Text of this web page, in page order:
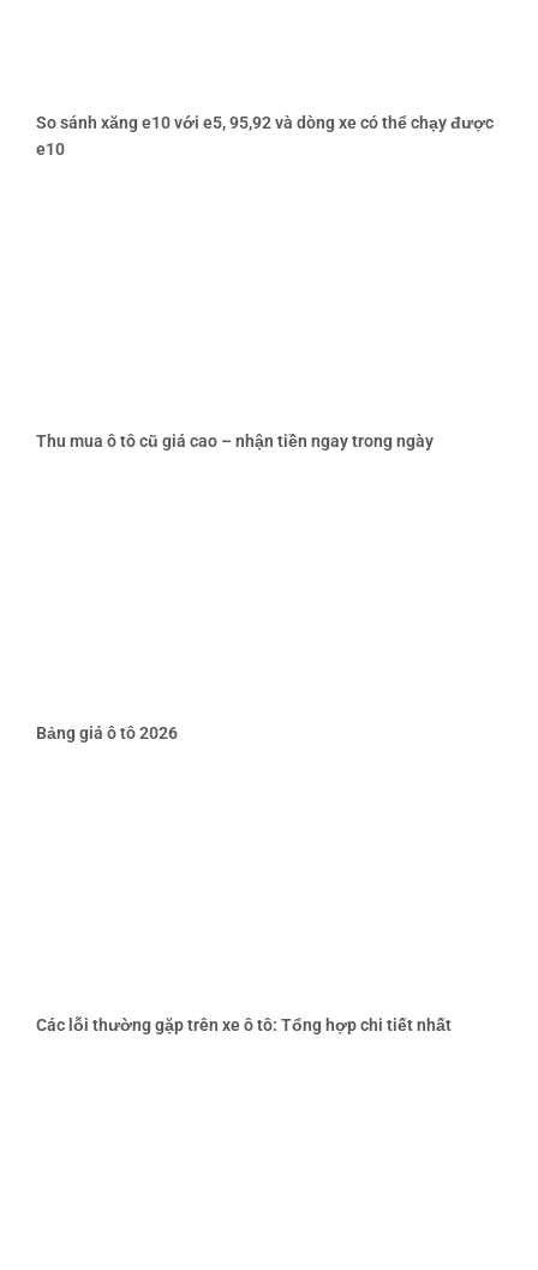
So sánh xăng e10 với e5, 95,92 và dòng xe có thể chạy được
e10
Thu mua ô tô cũ giá cao – nhận tiền ngay trong ngày
Bảng giá ô tô 2026
Các lỗi thường gặp trên xe ô tô: Tổng hợp chi tiết nhất